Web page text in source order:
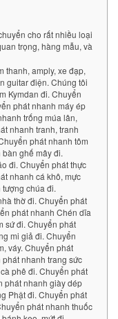
cho rất nhiều loại
trọng, hàng mẫu, và
thanh, amply, xe đạp,
guitar điện. Chúng tôi
Kymdan đi. Chuyển
phát nhanh máy ép
trống múa lân,
nhanh tranh, tranh
phát nhanh tôm
ghế mây đi.
đi. Chuyển phát thực
nhanh cá khô, mực
chúa đi.
thờ đi. Chuyển phát
phát nhanh Chén dĩa
sứ đi. Chuyển phát
mi giả đi. Chuyển
váy. Chuyển phát
nhanh trang sức
phê đi. Chuyển phát
phát nhanh giày dép
Phật đi. Chuyển phát
phát nhanh thuốc